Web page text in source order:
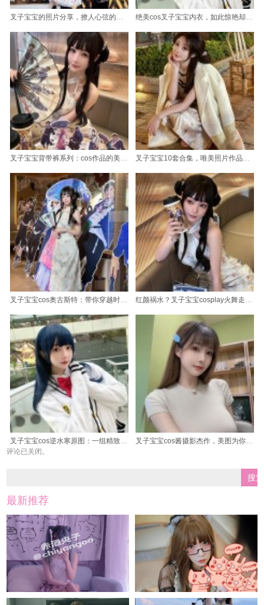
叉子宝宝的照片分享，撩人心弦的甜蜜与温柔 绝美cos叉子宝宝内衣，如此惊艳却不失优雅。
叉子宝宝背带裤系列：cos作品的美图分享 叉子宝宝10套合集，唯美照片作品欣赏。
评论已关闭。
最新推荐